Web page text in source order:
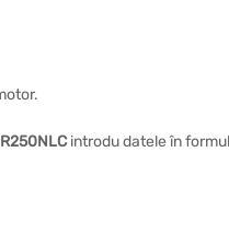
introdu datele în